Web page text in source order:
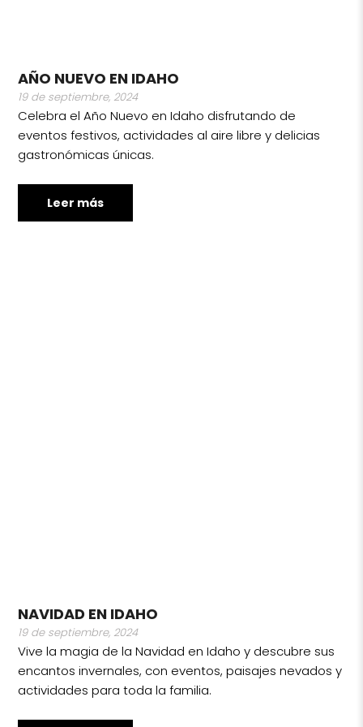
AÑO NUEVO EN IDAHO
19 de septiembre, 2024
Celebra el Año Nuevo en Idaho disfrutando de
eventos festivos, actividades al aire libre y delicias
gastronómicas únicas.
Leer más
NAVIDAD EN IDAHO
19 de septiembre, 2024
Vive la magia de la Navidad en Idaho y descubre sus
encantos invernales, con eventos, paisajes nevados y
actividades para toda la familia.